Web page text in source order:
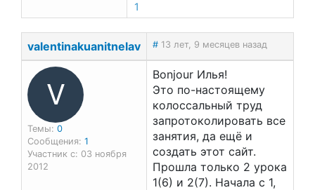
1
valentinakuanitnelav # 13 лет, 9 месяцев назад
V
Темы: 0
Сообщения: 1
Участник с: 03 ноября
2012
Вonjour Илья!
Это по-настоящему
колоссальный труд
запротоколировать все
занятия, да ещё и
создать этот сайт.
Прошла только 2 урока
1(6) и 2(7). Начала с 1,